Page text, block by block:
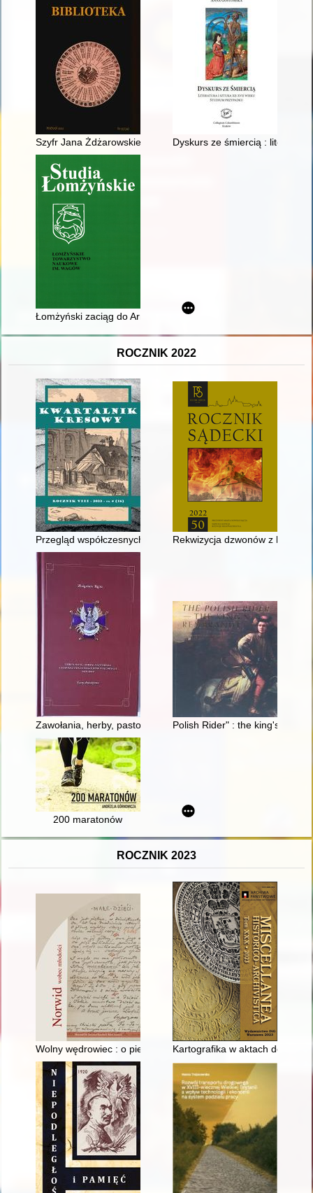
Szyfr Jana Żdżarowskiego ( -1551) na tle metod
Dyskurs ze śmiercią :
Łomżyński zaciąg do Armii gen. Hallera w Stanach
ROCZNIK 2022
Przegląd współczesnych ukraińskich rozpraw naukowych,
Rekwizycja dzwonów z
Zawołania, herby, pastorały i odznaczenia biskupów
Polish Rider" : the king's
200 maratonów
ROCZNIK 2023
Wolny wędrowiec : o pieszych wycieczkach członków
Kartografika w aktach